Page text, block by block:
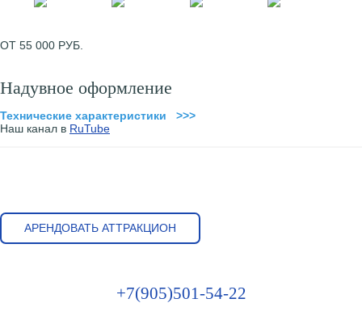
ОТ 55 000 РУБ.
Надувное оформление
Технические характеристики >>>
Наш канал в RuTube
АРЕНДОВАТЬ АТТРАКЦИОН
+7(905)501-54-22